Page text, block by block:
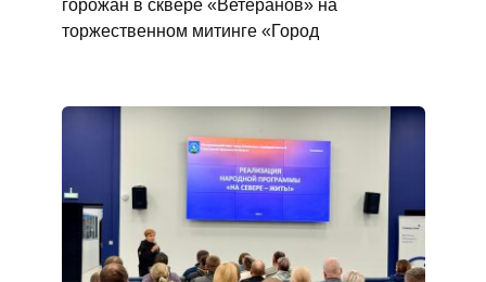
горожан в сквере «Ветеранов» на
торжественном митинге «Город